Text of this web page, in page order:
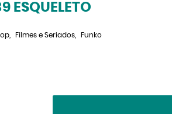
ESQUELETO
Filmes e Seriados
Funko